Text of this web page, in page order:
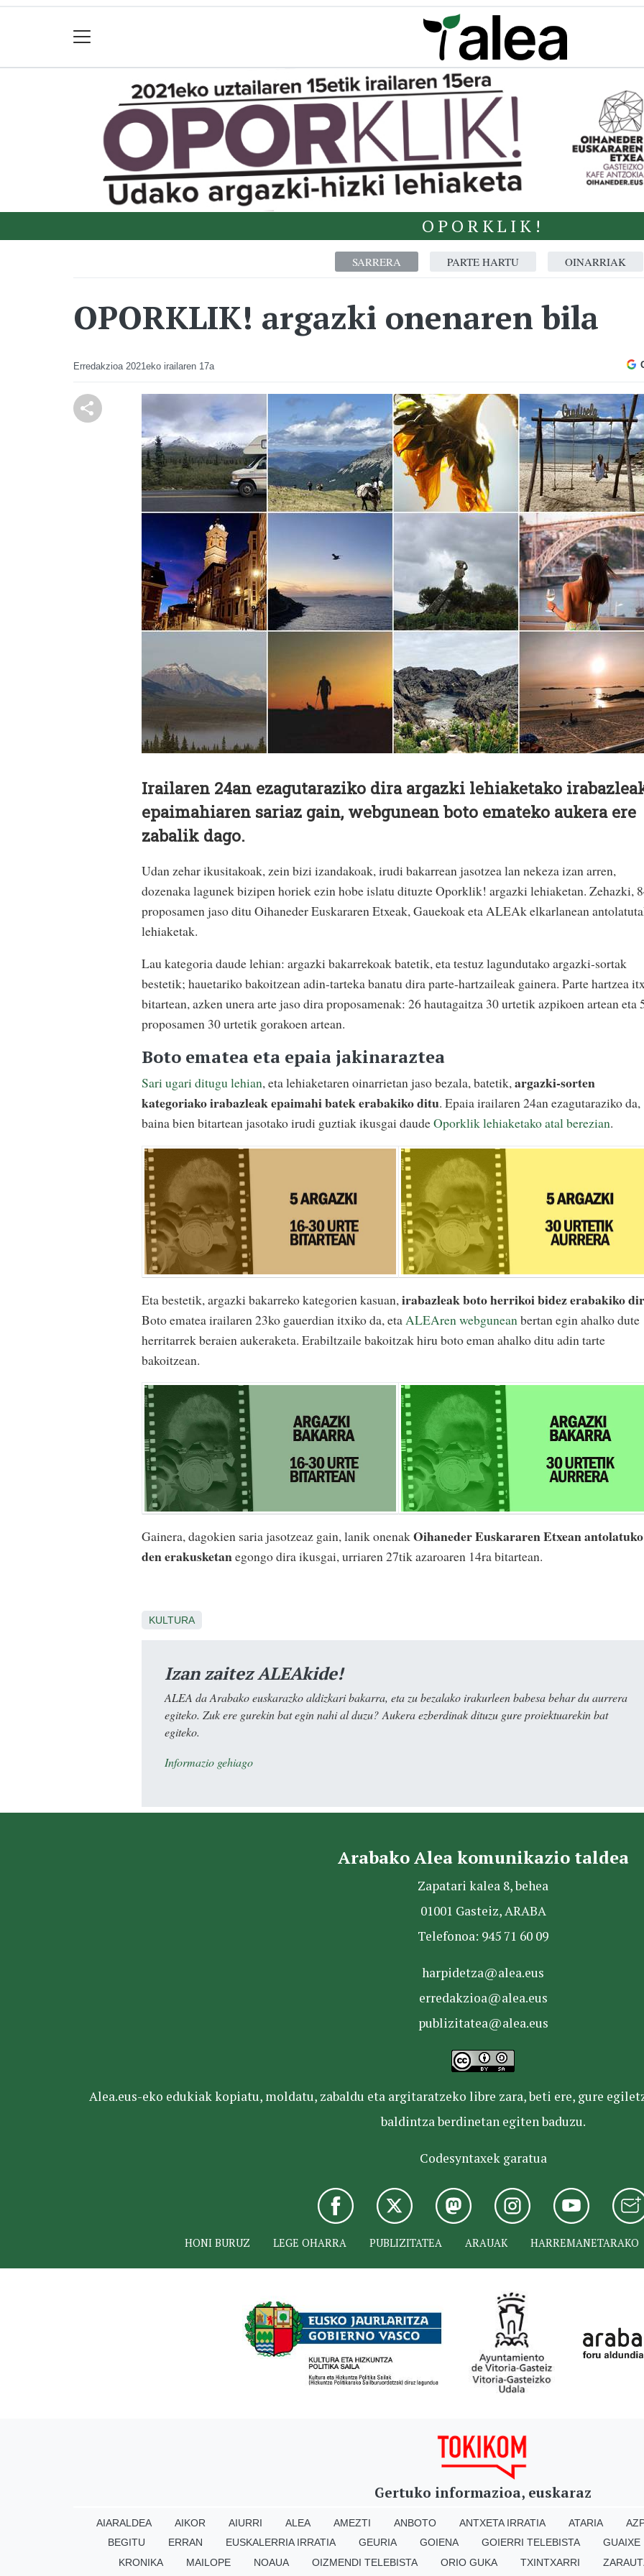
OPORKLIK!
SARRERA PARTE HARTU OINARRIAK
OPORKLIK! argazki onenaren bila
Erredakzioa 2021eko irailaren 17a
Irailaren 24an ezagutaraziko dira argazki lehiaketako
epaimahiaren sariaz gain, webgunean boto emateko aukera ere
zabalik dago.
Udan zehar ikusitakoak, zein bizi izandakoak, irudi bakarrean jasotzea lan nekeza izan arren,
dozenaka lagunek bizipen horiek ezin hobe islatu dituzte Oporklik! argazki lehiaketan. Zehazki,
proposamen jaso ditu Oihaneder Euskararen Etxeak, Gauekoak eta ALEAk elkarlanean
lehiaketak.
Lau kategoria daude lehian: argazki bakarrekoak batetik, eta testuz lagundutako argazki-sortak
bestetik; hauetariko bakoitzean adin-tarteka banatu dira parte-hartzaileak gainera. Parte hartzea
bitartean, azken unera arte jaso dira proposamenak: 26 hautagaitza 30 urtetik azpikoen artean eta
proposamen 30 urtetik gorakoen artean.
Boto ematea eta epaia jakinaraztea
Sari ugari ditugu lehian, eta lehiaketaren oinarrietan jaso bezala, batetik,argazki-sorten
kategoriako irabazleakepaimahi batek erabakiko ditu. Epaia irailaren 24an ezagutaraziko da,
baina bien bitartean jasotako irudi guztiak ikusgai daudeOporklik lehiaketako atal berezian.
Eta bestetik, argazki bakarreko kategorien kasuan, irabazleak boto herrikoi bidez erabakiko
Boto ematea irailaren 23ko gauerdian itxiko da, eta ALEAren webgunean bertan egin ahalko dute
herritarrek beraien aukeraketa. Erabiltzaile bakoitzak hiru boto eman ahalko ditu adin tarte
bakoitzean.
Gainera, dagokien saria jasotzeaz gain, lanik onenakOihaneder Euskararen Etxean antolatuko
den erakusketanegongo dira ikusgai, urriaren 27tik azaroaren 14ra bitartean.
KULTURA
Izan zaitez ALEAkide!
ALEA da Arabako euskarazko aldizkari bakarra, eta zu bezalako irakurleen babesa behar du aurrera
egiteko. Zuk ere gurekin bat egin nahi al duzu? Aukera ezberdinak dituzu gure proiektuarekin bat
egiteko.
Informazio gehiago
Arabako Alea komunikazio taldea
Zapatari kalea 8, behea
01001 Gasteiz, ARABA
Telefonoa: 945 71 60 09
harpidetza@alea.eus
erredakzioa@alea.eus
publizitatea@alea.eus
Alea.eus-eko edukiak kopiatu, moldatu, zabaldu eta argitaratzeko libre zara, beti ere, gure
baldintza berdinetan egiten baduzu.
Codesyntaxek garatua
HONI BURUZ LEGE OHARRA PUBLIZITATEA ARAUAK HARREMANETARAKO
Gertuko informazioa, euskaraz
AIARALDEA AIKOR AIURRI ALEA AMEZTI ANBOTO ANTXETA IRRATIA ATARIA
BEGITU
ERRAN EUSKALERRIA IRRATIA GEURIA GOIENA GOIERRI TELEBISTA
GUAIXE
KRONIKA
MAILOPE NOAUA OIZMENDI TELEBISTA ORIO GUKA TXINTXARRI